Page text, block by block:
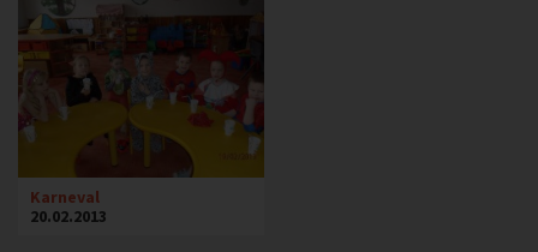
Karneval
20.02.2013